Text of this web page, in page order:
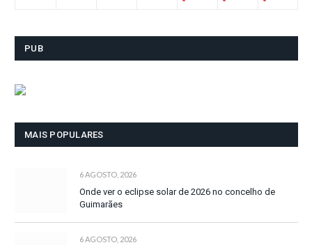
PUB
MAIS POPULARES
6 AGOSTO, 2026
Onde ver o eclipse solar de 2026 no concelho de
Guimarães
6 AGOSTO, 2026